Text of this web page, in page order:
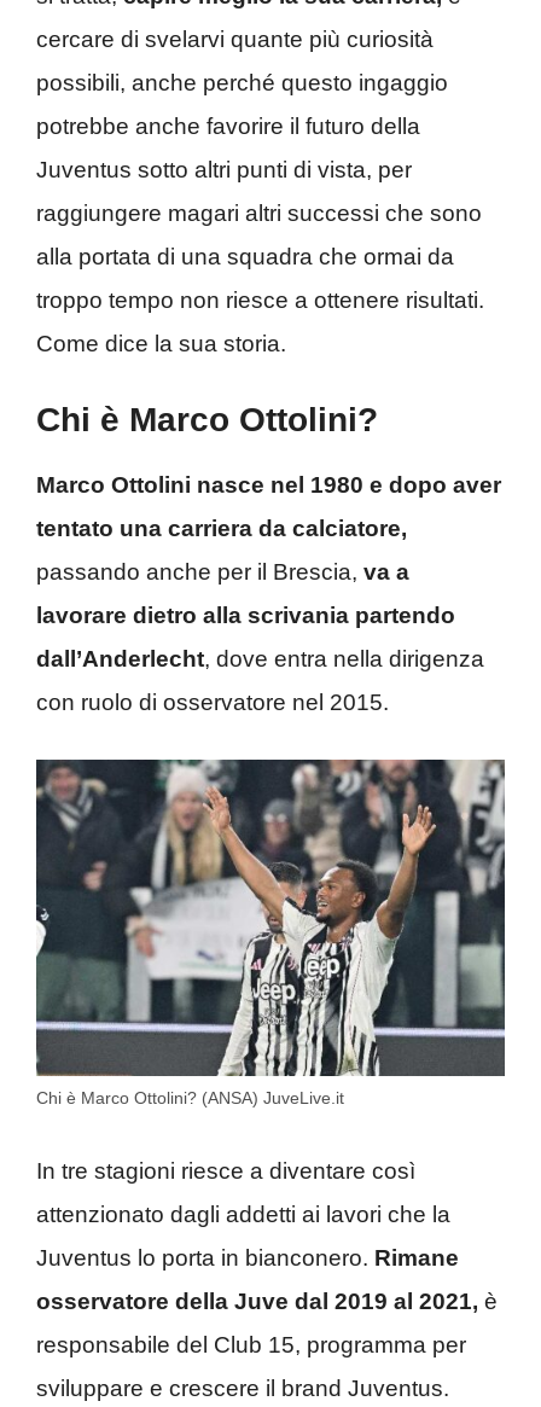
cercare di svelarvi quante più curiosità
possibili, anche perché questo ingaggio
potrebbe anche favorire il futuro della
Juventus sotto altri punti di vista, per
raggiungere magari altri successi che sono
alla portata di una squadra che ormai da
troppo tempo non riesce a ottenere risultati.
Come dice la sua storia.
Chi è Marco Ottolini?
Marco Ottolini nasce nel 1980 e dopo aver
tentato una carriera da calciatore,
passando anche per il Brescia, va a
lavorare dietro alla scrivania partendo
dall’Anderlecht, dove entra nella dirigenza
con ruolo di osservatore nel 2015.
Chi è Marco Ottolini? (ANSA) JuveLive.it
In tre stagioni riesce a diventare così
attenzionato dagli addetti ai lavori che la
Juventus lo porta in bianconero. Rimane
osservatore della Juve dal 2019 al 2021, è
responsabile del Club 15, programma per
sviluppare e crescere il brand Juventus.